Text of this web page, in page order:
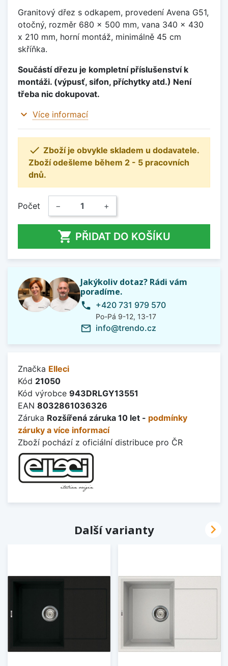
Granitový dřez s odkapem, provedení Avena G51,
otočný, rozměr 680 x 500 mm, vana 340 x 430
x 210 mm, horní montáž, minimálně 45 cm
skříňka.
Součástí dřezu je kompletní příslušenství k
montáži. (výpusť, sifon, příchytky atd.) Není
třeba nic dokupovat.
expand_more Více informací
 Zboží je obvykle skladem u dodavatele.
Zboží odešleme během 2 - 5 pracovních
dnů.
Počet − +
 PŘIDAT DO KOŠÍKU
Jakýkoliv dotaz? Rádi vám
poradíme.
phone +420 731 979 570
Po-Pá 9-12, 13-17
mail_outline info@trendo.cz
Značka Elleci
Kód 21050
Kód výrobce 943DRLGY13551
EAN 8032861036326
Záruka Rozšířená záruka 10 let - podmínky
záruky a více informací
Zboží pochází z oficiální distribuce pro ČR
Další varianty 